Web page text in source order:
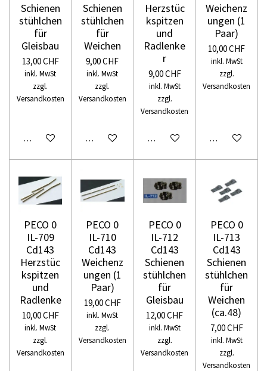
Schienen
stühlchen
für
Gleisbau
13,00 CHF
inkl. MwSt
zzgl.
Versandkosten
In den Warenkorb
Schienen
stühlchen
für
Weichen
9,00 CHF
inkl. MwSt
zzgl.
Versandkosten
In den Warenkorb
Herzstüc
kspitzen
und
Radlenke
r
9,00 CHF
inkl. MwSt
zzgl.
Versandkosten
In den Warenkorb
Weichenz
ungen (1
Paar)
10,00 CHF
inkl. MwSt
zzgl.
Versandkosten
In den
PECO 0
IL-709
Cd143
Herzstüc
kspitzen
und
Radlenke
10,00 CHF
inkl. MwSt
zzgl.
Versandkosten
PECO 0
IL-710
Cd143
Weichenz
ungen (1
Paar)
19,00 CHF
inkl. MwSt
zzgl.
Versandkosten
PECO 0
IL-712
Cd143
Schienen
stühlchen
für
Gleisbau
12,00 CHF
inkl. MwSt
zzgl.
Versandkosten
PECO 0
IL-713
Cd143
Schienen
stühlchen
für
Weichen
(ca.48)
7,00 CHF
inkl. MwSt
zzgl.
Versandkosten